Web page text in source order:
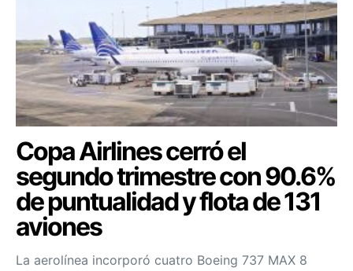
Copa Airlines cerró el
segundo trimestre con 90.6%
de puntualidad y flota de 131
aviones
La aerolínea incorporó cuatro Boeing 737 MAX 8